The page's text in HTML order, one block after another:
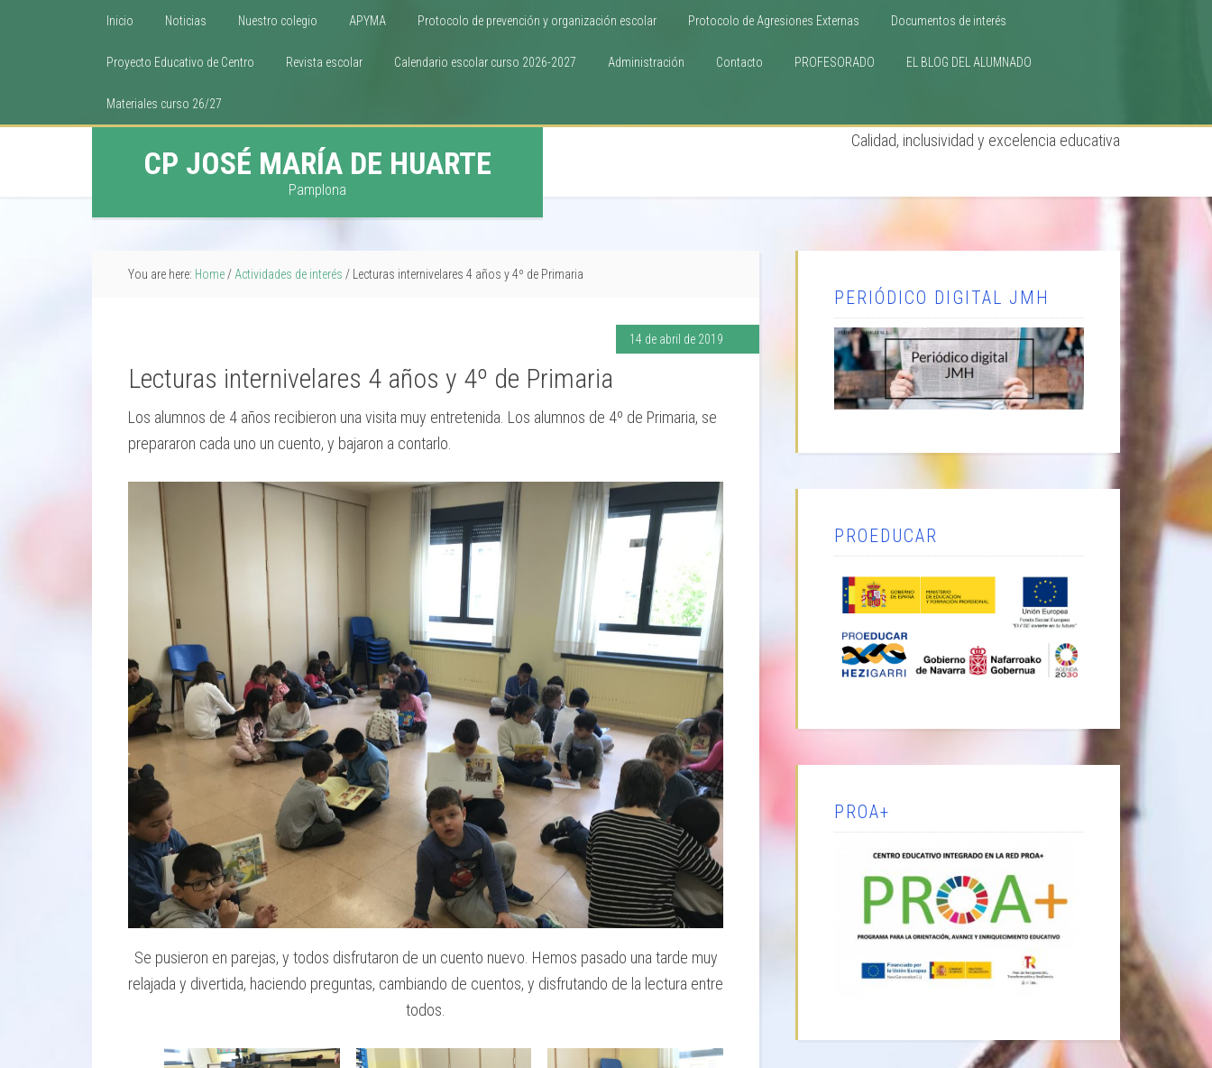
Inicio Noticias Nuestro colegio APYMA Protocolo de prevención y organización escolar Protocolo de Agresiones Externas Documentos de interés
Proyecto Educativo de Centro Revista escolar Calendario escolar curso 2026-2027 Administración Contacto PROFESORADO EL BLOG DEL ALUMNADO
Materiales curso 26/27
CP JOSÉ MARÍA DE HUARTE
Pamplona
Calidad, inclusividad y excelencia educativa
You are here: Home / Actividades de interés / Lecturas internivelares 4 años y 4º de Primaria
14 de abril de 2019
Lecturas internivelares 4 años y 4º de Primaria
Los alumnos de 4 años recibieron una visita muy entretenida. Los alumnos de 4º de Primaria, se
prepararon cada uno un cuento, y bajaron a contarlo.
Se pusieron en parejas, y todos disfrutaron de un cuento nuevo. Hemos pasado una tarde muy
relajada y divertida, haciendo preguntas, cambiando de cuentos, y disfrutando de la lectura entre
todos.
PERIÓDICO DIGITAL JMH
PROEDUCAR
PROA+